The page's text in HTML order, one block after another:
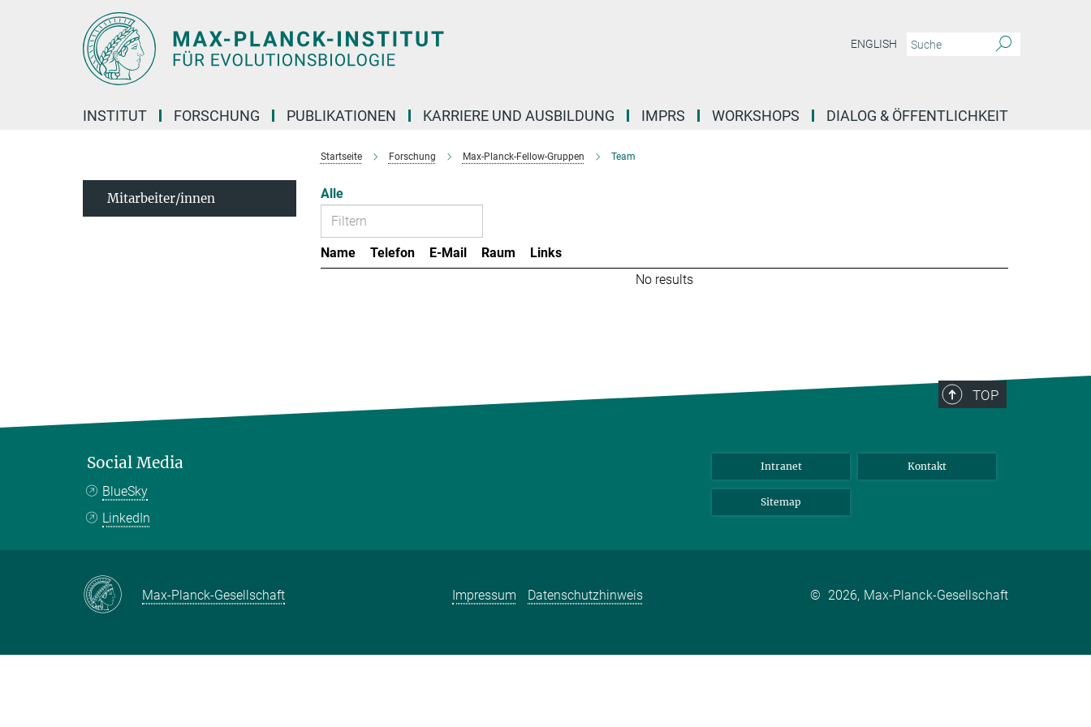
ENGLISH
INSTITUT FORSCHUNG PUBLIKATIONEN KARRIERE UND AUSBILDUNG IMPRS WORKSHOPS DIALOG & ÖFFENTLICHKEIT
Startseite Forschung Max-Planck-Fellow-Gruppen Team
Alle
Name Telefon E-Mail Raum
Links
No results
Mitarbeiter/innen
TOP
Social Media
BlueSky
LinkedIn
Intranet Kontakt
Sitemap
Max-Planck-Gesellschaft Impressum Datenschutzhinweis © 2026, Max-Planck-Gesellschaft